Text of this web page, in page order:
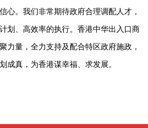
心。我们非常期待政府合理调配人才，
划、高效率的执行。香港中华出入口商
力量，全力支持及配合特区政府施政，
成真，为香港谋幸福、求发展。